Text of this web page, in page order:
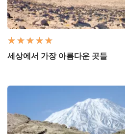
세상에서 가장 아름다운 곳들